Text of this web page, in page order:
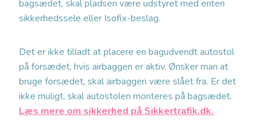
bagsædet, skal pladsen være udstyret med enten
sikkerhedssele eller Isofix-beslag.
Det er ikke tilladt at placere en bagudvendt autostol
på forsædet, hvis airbaggen er aktiv. Ønsker man at
bruge forsædet, skal airbaggen være slået fra. Er det
ikke muligt, skal autostolen monteres på bagsædet.
Læs mere om sikkerhed på Sikkertrafik.dk.